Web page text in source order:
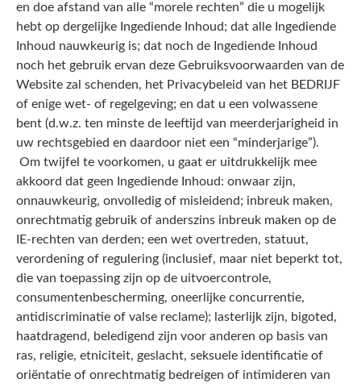
en doe afstand van alle “morele rechten” die u mogelijk
hebt op dergelijke Ingediende Inhoud; dat alle Ingediende
Inhoud nauwkeurig is; dat noch de Ingediende Inhoud
noch het gebruik ervan deze Gebruiksvoorwaarden van de
Website zal schenden, het Privacybeleid van het BEDRIJF
of enige wet- of regelgeving; en dat u een volwassene
bent (d.w.z. ten minste de leeftijd van meerderjarigheid in
uw rechtsgebied en daardoor niet een “minderjarige”).
Om twijfel te voorkomen, u gaat er uitdrukkelijk mee
akkoord dat geen Ingediende Inhoud: onwaar zijn,
onnauwkeurig, onvolledig of misleidend; inbreuk maken,
onrechtmatig gebruik of anderszins inbreuk maken op de
IE-rechten van derden; een wet overtreden, statuut,
verordening of regulering (inclusief, maar niet beperkt tot,
die van toepassing zijn op de uitvoercontrole,
consumentenbescherming, oneerlijke concurrentie,
antidiscriminatie of valse reclame); lasterlijk zijn, bigoted,
haatdragend, beledigend zijn voor anderen op basis van
ras, religie, etniciteit, geslacht, seksuele identificatie of
oriëntatie of onrechtmatig bedreigen of intimideren van